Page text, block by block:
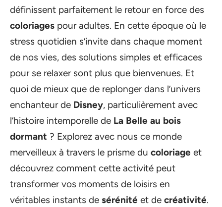
définissent parfaitement le retour en force des
coloriages pour adultes. En cette époque où le
stress quotidien s’invite dans chaque moment
de nos vies, des solutions simples et efficaces
pour se relaxer sont plus que bienvenues. Et
quoi de mieux que de replonger dans l’univers
enchanteur de Disney, particulièrement avec
l’histoire intemporelle de La Belle au bois
dormant ? Explorez avec nous ce monde
merveilleux à travers le prisme du coloriage et
découvrez comment cette activité peut
transformer vos moments de loisirs en
véritables instants de sérénité et de créativité.